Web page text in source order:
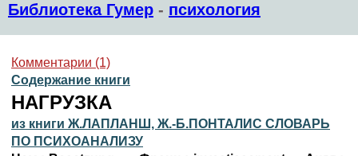
Библиотека Гумер - психология
Комментарии (1)
Содержание книги
НАГРУЗКА
из книги Ж.ЛАПЛАНШ, Ж.-Б.ПОНТАЛИС СЛОВАРЬ
ПО ПСИХОАНАЛИЗУ